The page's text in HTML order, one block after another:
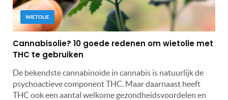
WIETOLIE
Cannabisolie? 10 goede redenen om wietolie met
THC te gebruiken
De bekendste cannabinoïde in cannabis is natuurlijk de
psychoactieve component THC. Maar daarnaast heeft
THC ook een aantal welkome gezondheidsvoordelen en